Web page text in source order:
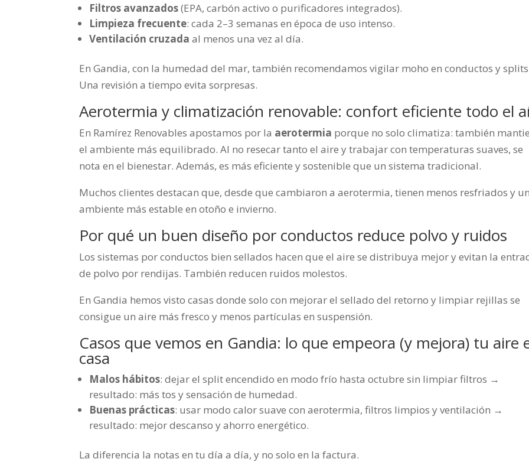
Filtros avanzados(EPA, carbón activo o purificadores integrados).
Limpieza frecuente: cada 2–3 semanas en época de uso intenso.
Ventilación cruzada al menos una vez al día.
En Gandia, con la humedad del mar, también recomendamos vigilar moho en conductos y
Una revisión a tiempo evita sorpresas.
Aerotermia y climatización renovable: confort eficiente todo el
En Ramírez Renovables apostamos por la aerotermia porque no solo climatiza: también
el ambiente más equilibrado. Al no resecar tanto el aire y trabajar con temperaturas suaves, se
nota en el bienestar. Además, es más eficiente y sostenible que un sistema tradicional.
Muchos clientes destacan que, desde que cambiaron a aerotermia, tienen menos resfriados y un
ambiente más estable en otoño e invierno.
Por qué un buen diseño por conductos reduce polvo y ruidos
Los sistemas por conductos bien sellados hacen que el aire se distribuya mejor y evitan la
de polvo por rendijas. También reducen ruidos molestos.
En Gandia hemos visto casas donde solo con mejorar el sellado del retorno y limpiar rejillas se
consigue un aire más fresco y menos partículas en suspensión.
Casos que vemos en Gandia: lo que empeora (y mejora) tu aire
casa
Malos hábitos: dejar el split encendido en modo frío hasta octubre sin limpiar filtros →
resultado: más tos y sensación de humedad.
Buenas prácticas: usar modo calor suave con aerotermia, filtros limpios y ventilación →
resultado: mejor descanso y ahorro energético.
La diferencia la notas en tu día a día, y no solo en la factura.